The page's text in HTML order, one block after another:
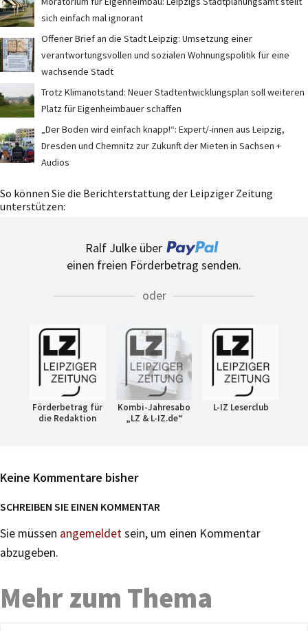
sich einfach mal ignorant
Offener Brief an die Stadt Leipzig: Umsetzung einer
verantwortungsvollen und sozialen Wohnungspolitik für eine
wachsende Stadt
Trotz Klimanotstand: Neuer Stadtentwicklungsplan soll weiteren
Platz für Eigenheimbauer schaffen
„Der Boden wird einfach knapp!“: Expert/-innen aus Leipzig,
Dresden und Chemnitz zur Zukunft der Mieten in Sachsen +
Audios
So können Sie die Berichterstattung der Leipziger Zeitung
unterstützen:
Ralf Julke über
einen freien Förderbetrag senden.
oder
Förderbetrag für
die Redaktion
Kombi-Jahresabo
„LZ & L-IZ.de“
L-IZ Leserclub
Keine Kommentare bisher
SCHREIBEN SIE EINEN KOMMENTAR
Sie müssen angemeldetsein, um einen Kommentar
abzugeben.
Mehr zum Thema